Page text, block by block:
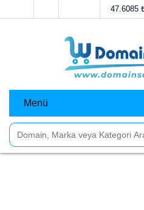
47.6085 ₺
Menü